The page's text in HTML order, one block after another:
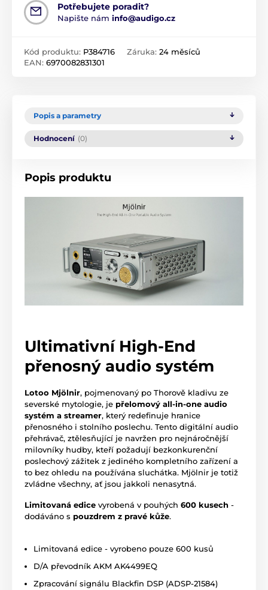
Potřebujete poradit?
Napište nám info@audigo.cz
Kód produktu: P384716
EAN: 6970082831301
Záruka: 24 měsíců
Popis a parametry
Hodnocení (0)
Popis produktu
Ultimativní High-End
přenosný audio systém
Lotoo Mjölnir, pojmenovaný po Thorově kladivu ze
severské mytologie, je přelomový all-in-one audio
systém a streamer, který redefinuje hranice
přenosného i stolního poslechu. Tento digitální audio
přehrávač, ztělesňující je navržen pro nejnáročnější
milovníky hudby, kteří požadují bezkonkurenční
poslechový zážitek z jediného kompletního zařízení a
to bez ohledu na používána sluchátka. Mjölnir je totiž
zvládne všechny, ať jsou jakkoli nenasytná.
Limitovaná edice vyrobená v pouhých 600 kusech -
dodáváno s pouzdrem z pravé kůže.
Limitovaná edice - vyrobeno pouze 600 kusů
D/A převodník AKM AK4499EQ
Zpracování signálu Blackfin DSP (ADSP-21584)